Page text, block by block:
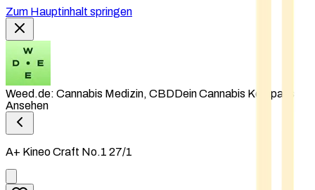
Zum Hauptinhalt springen
Weed.de: Cannabis Medizin, CBDDein Cannabis Kompass
Ansehen
A+ Kineo Craft No.1 27/1